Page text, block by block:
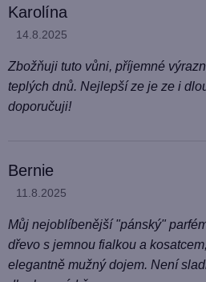
Karolína
Hodnocení produktu je 5 z 5 hvězdiček.
14.8.2025
Zbožňuji tuto vůni, příjemné
teplých dnů. Nejlepší ze je ze i
doporučuji!
Bernie
Hodnocení produktu je 5 z 5 hvězdiček.
11.8.2025
Můj nejoblíbenější "pánský"
dřevo s jemnou fialkou a
elegantně mužný dojem. Není